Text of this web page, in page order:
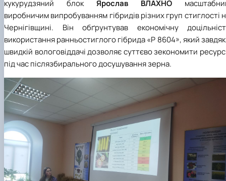
кукурудзяний блок Ярослав ВЛАХНО
виробничим випробуванням гібридів різних груп стиглості
Чернігівщині. Він обґрунтував економічну
використання ранньостиглого гібрида «P 8604», який
швидкій вологовіддачі дозволяє суттєво зекономити
під час післязбирального досушування зерна.